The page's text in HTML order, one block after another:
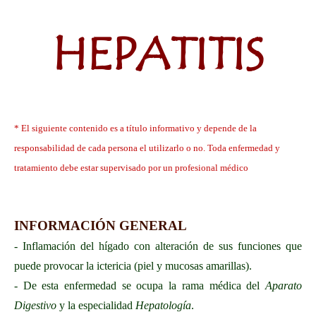
HEPATITIS
* El siguiente contenido es a título informativo y depende de la
responsabilidad de cada persona el utilizarlo o no. Toda enfermedad y
tratamiento debe estar supervisado por un profesional médico
INFORMACIÓN GENERAL
- Inflamación del hígado con alteración de sus funciones que
puede provocar la ictericia (piel y mucosas amarillas).
- De esta enfermedad se ocupa la rama médica del Aparato
Digestivo y la especialidad Hepatología.